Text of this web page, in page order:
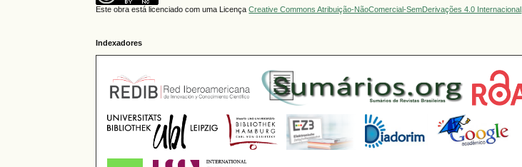
Este obra está licenciado com uma LicençaCreative Commons Atribuição-NãoComercial-SemDerivações 4.0 Internacional
Indexadores